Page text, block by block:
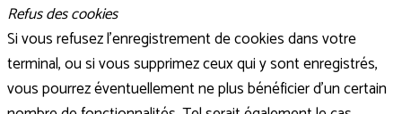
Refus des cookies
Si vous refusez l’enregistrement de cookies dans votre
terminal, ou si vous supprimez ceux qui y sont enregistrés,
vous pourrez éventuellement ne plus bénéficier d’un certain